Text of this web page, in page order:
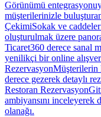
Görünümü
müşterilerinizle
ÇekimiSokak ve
oluşturulmak üzere
Ticaret360 derece sanal
yenilikçi bir online
RezervasyonMüşterilerin
derece gezerek detaylı
Restoran Rezervasyon
ambiyansını inceleyerek
olanağı.